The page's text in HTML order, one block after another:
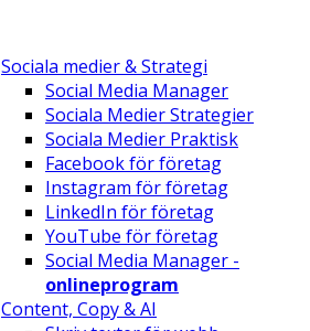
Sociala medier & Strategi
Social Media Manager
Sociala Medier Strategier
Sociala Medier Praktisk
Facebook för företag
Instagram för företag
LinkedIn för företag
YouTube för företag
Social Media Manager -
onlineprogram
Content, Copy & AI